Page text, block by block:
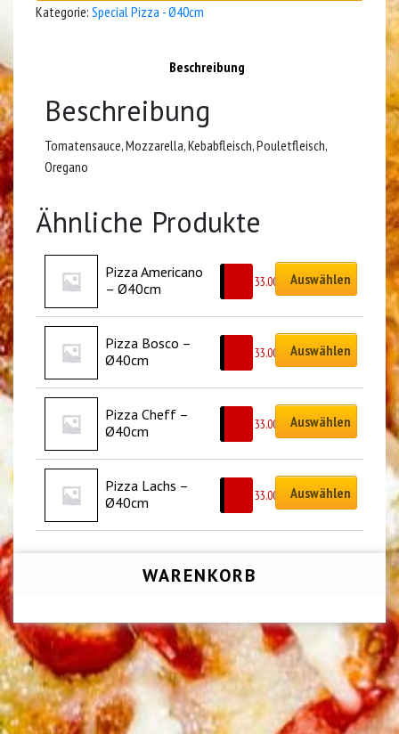
Kategorie: Special Pizza - Ø40cm
Beschreibung
Beschreibung
Tomatensauce, Mozzarella, Kebabfleisch, Pouletfleisch,
Oregano
Ähnliche Produkte
Pizza Americano
– Ø40cm
33.00 Auswählen
Pizza Bosco –
Ø40cm
33.00 Auswählen
Pizza Cheff –
Ø40cm
33.00 Auswählen
Pizza Lachs –
Ø40cm
33.00 Auswählen
WARENKORB